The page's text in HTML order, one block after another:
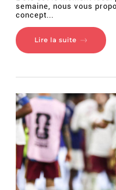
semaine, nous vous
concept...
Lire la suite